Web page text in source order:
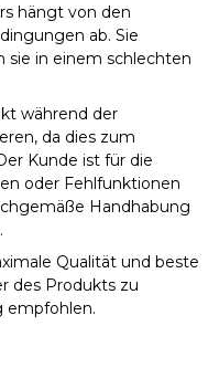
hängt von den
ab. Sie
sie in einem schlechten
während der
da dies zum
Kunde ist für die
oder Fehlfunktionen
Handhabung
Qualität und beste
des Produkts zu
empfohlen.